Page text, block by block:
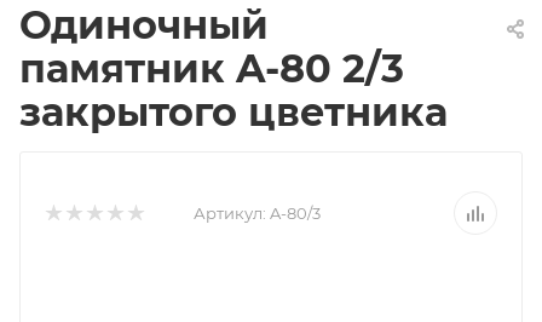
Одиночный
памятник A-80 2/3
закрытого цветника
Артикул: A-80/3